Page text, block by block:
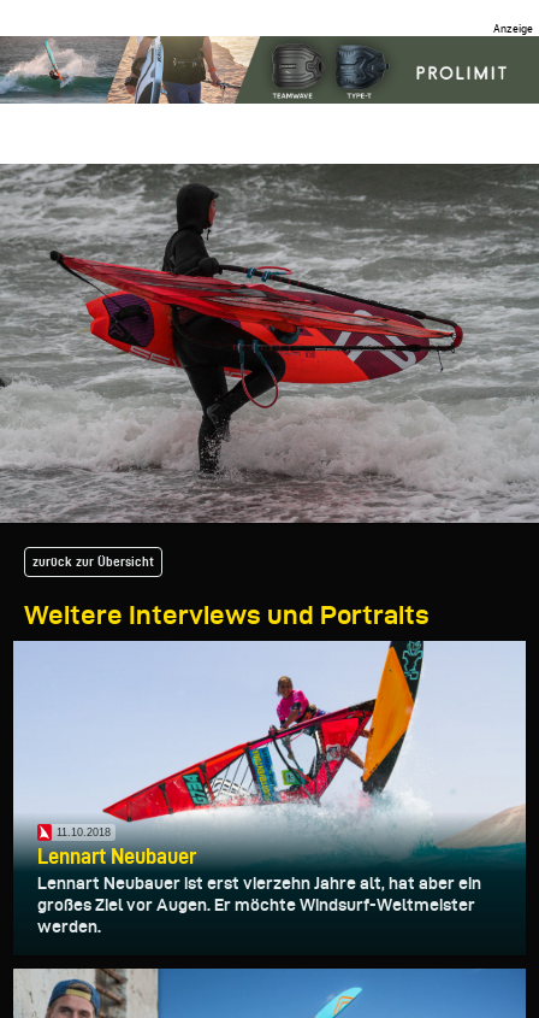
Weitere Interviews und Portraits
zurück zur Übersicht
11.10.2018
Lennart Neubauer
Lennart Neubauer ist erst vierzehn Jahre alt, hat aber ein
großes Ziel vor Augen. Er möchte Windsurf-Weltmeister
werden.